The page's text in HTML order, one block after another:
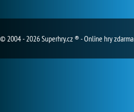
© 2004 - 2026 Superhry.cz ® - Online hry zdarma